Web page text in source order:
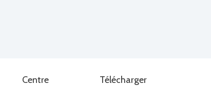
Centre
Télécharger